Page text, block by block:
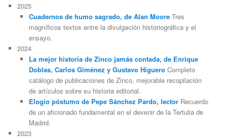
2025
Cuadernos de humo sagrado, de Alan MooreTres
magníficos textos entre la divulgación historiográfica y el
ensayo.
2024
La mejor historia de Zinco jamás contada, de Enrique
Doblas, Carlos Giménez y Gustavo HigueroCompleto
catálogo de publicaciones de Zinco, mejorable recopilación
de artículos sobre su historia editorial.
Elogio póstumo de Pepe Sánchez Pardo, lectorRecuerdo
de un aficionado fundamental en el devenir de la Tertulia de
Madrid.
2023